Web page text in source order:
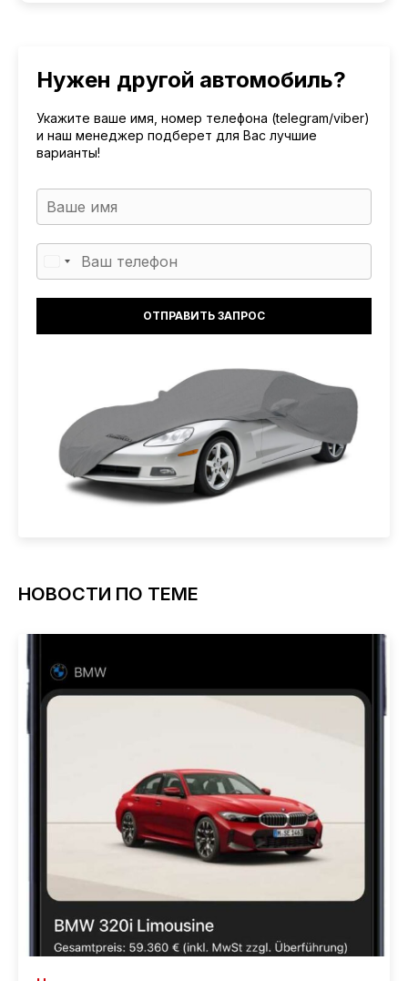
Нужен другой автомобиль?
Укажите ваше имя, номер телефона (telegram/viber)
и наш менеджер подберет для Вас лучшие
варианты!
НОВОСТИ ПО ТЕМЕ